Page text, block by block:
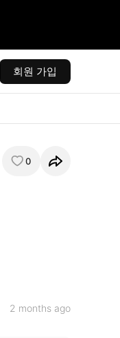
회원 가입
0
2 months ago